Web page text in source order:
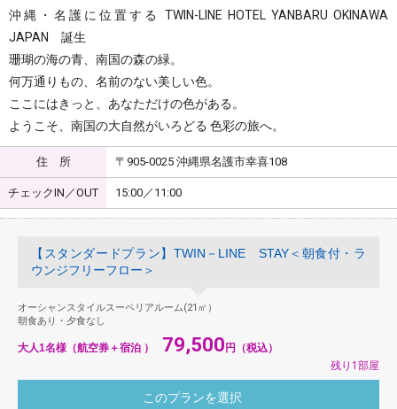
沖縄・名護に位置する TWIN-LINE HOTEL YANBARU OKINAWA
JAPAN 誕生
珊瑚の海の青、南国の森の緑。
何万通りもの、名前のない美しい色。
ここにはきっと、あなただけの色がある。
ようこそ、南国の大自然がいろどる 色彩の旅へ。
住 所 〒905-0025 沖縄県名護市幸喜108
チェックIN／OUT 15:00／11:00
【スタンダードプラン】TWIN－LINE STAY＜朝食付・ラ
ウンジフリーフロー＞
オーシャンスタイルスーペリアルーム(21㎡）
朝食あり・夕食なし
大人1名様（航空券＋宿泊 ） 79,500円（税込）
残り1部屋